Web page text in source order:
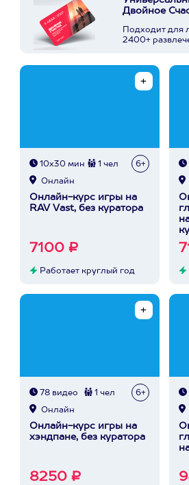
Двойное
Подходит для
2400+
10х30 мин 1 чел 6+
Онлайн
Онлайн-курс игры на
RAV Vast, без куратора
7100 ₽
Работает круглый год
78 видео 1 чел 6+
Онлайн
Онлайн-курс игры на
хэндпане, без куратора
8250 ₽